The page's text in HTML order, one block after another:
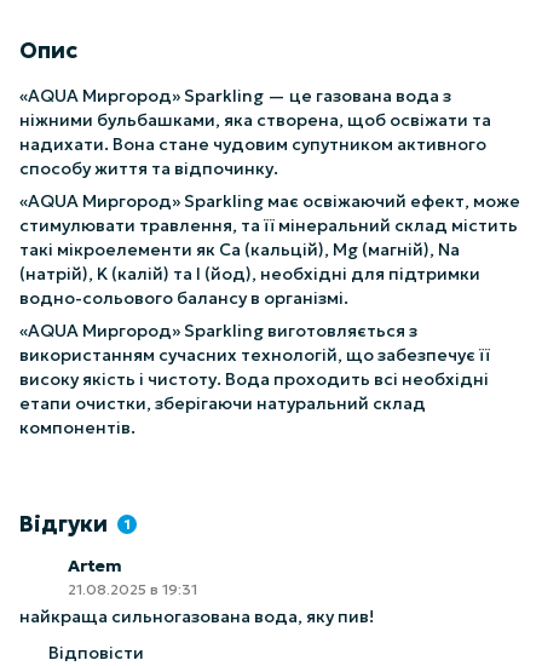
Опис
«AQUA Миргород» Sparkling — це газована вода з
ніжними бульбашками, яка створена, щоб освіжати та
надихати. Вона стане чудовим супутником активного
способу життя та відпочинку.
«AQUA Миргород» Sparkling має освіжаючий ефект, може
стимулювати травлення, та її мінеральний склад містить
такі мікроелементи як Ca (кальцій), Mg (магній), Na
(натрій), K (калій) та I (йод), необхідні для підтримки
водно-сольового балансу в організмі.
«AQUA Миргород» Sparkling виготовляється з
використанням сучасних технологій, що забезпечує її
високу якість і чистоту. Вода проходить всі необхідні
етапи очистки, зберігаючи натуральний склад
компонентів.
Відгуки 1
Artem
21.08.2025 в 19:31
найкраща сильногазована вода, яку пив!
Відповісти